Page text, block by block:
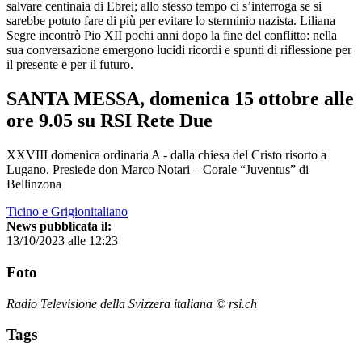
salvare centinaia di Ebrei; allo stesso tempo ci s’interroga se si
sarebbe potuto fare di più per evitare lo sterminio nazista. Liliana
Segre incontrò Pio XII pochi anni dopo la fine del conflitto: nella
sua conversazione emergono lucidi ricordi e spunti di riflessione per
il presente e per il futuro.
SANTA MESSA, domenica 15 ottobre alle
ore 9.05 su RSI Rete Due
XXVIII domenica ordinaria A - dalla chiesa del Cristo risorto a
Lugano. Presiede don Marco Notari – Corale “Juventus” di
Bellinzona
Ticino e Grigionitaliano
News pubblicata il:
13/10/2023 alle 12:23
Foto
Radio Televisione della Svizzera italiana © rsi.ch
Tags